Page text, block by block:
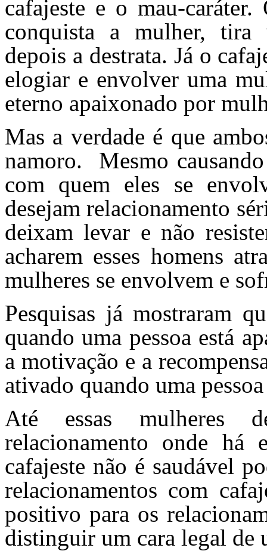
cafajeste e o mau-
conquista a mulher, tira
depois a destrata. Já o
elogiar e envolver uma
eterno apaixonado por
Mas a verdade é que
namoro.
Mesmo
com quem eles se
desejam relacionamento
deixam levar e não
acharem esses homens
mulheres se envolvem e
Pesquisas já mostraram
quando uma pessoa está
a motivação e a
ativado quando uma
Até essas mulheres
relacionamento onde há
cafajeste não é saudável
relacionamentos com
positivo para os
distinguir um cara legal de